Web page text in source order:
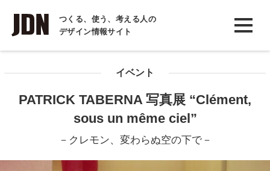
つくる、使う、考える人の
デザイン情報サイト
INTERVIEW
インタビュー
COLUMN
イベント
PATRICK TABERNA 写真展 “Clément,
sous un même ciel”
－クレモン、変わらぬ空の下で－